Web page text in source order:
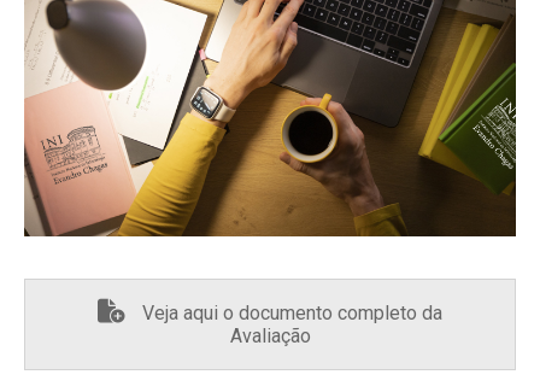
Veja aqui o documento completo da
Avaliação